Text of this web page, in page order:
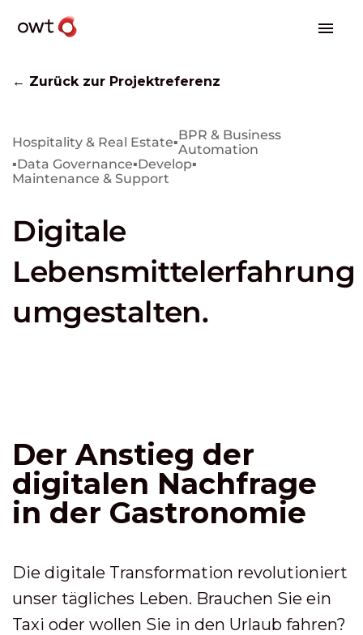
← Zurück zur Projektreferenz
Hospitality & Real Estate▪BPR & Business
Automation
▪Data Governance▪Develop▪
Maintenance & Support
Digitale
Lebensmittelerfahrung
umgestalten.
Der Anstieg der
digitalen Nachfrage
in der Gastronomie
Die digitale Transformation revolutioniert
unser tägliches Leben. Brauchen Sie ein
Taxi oder wollen Sie in den Urlaub fahren?